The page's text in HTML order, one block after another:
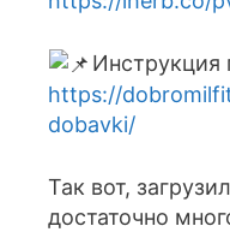
Инструкция
https://
dobavki/
Так вот,
достаточно